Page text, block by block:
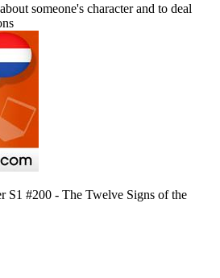
someone's character and to deal
S1 #200 - The Twelve Signs of the